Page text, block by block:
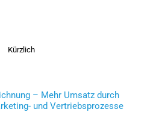
Kürzlich
– Mehr Umsatz durch
und Vertriebsprozesse